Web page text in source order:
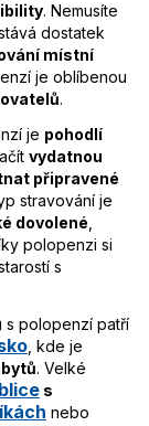
. Nemusíte
dostatek
místní
je oblíbenou
.
je pohodlí
vydatnou
připravené
stravování je
dovolené
polopenzi si
s
s polopenzí patří
, kde je
. Velké
s
nebo